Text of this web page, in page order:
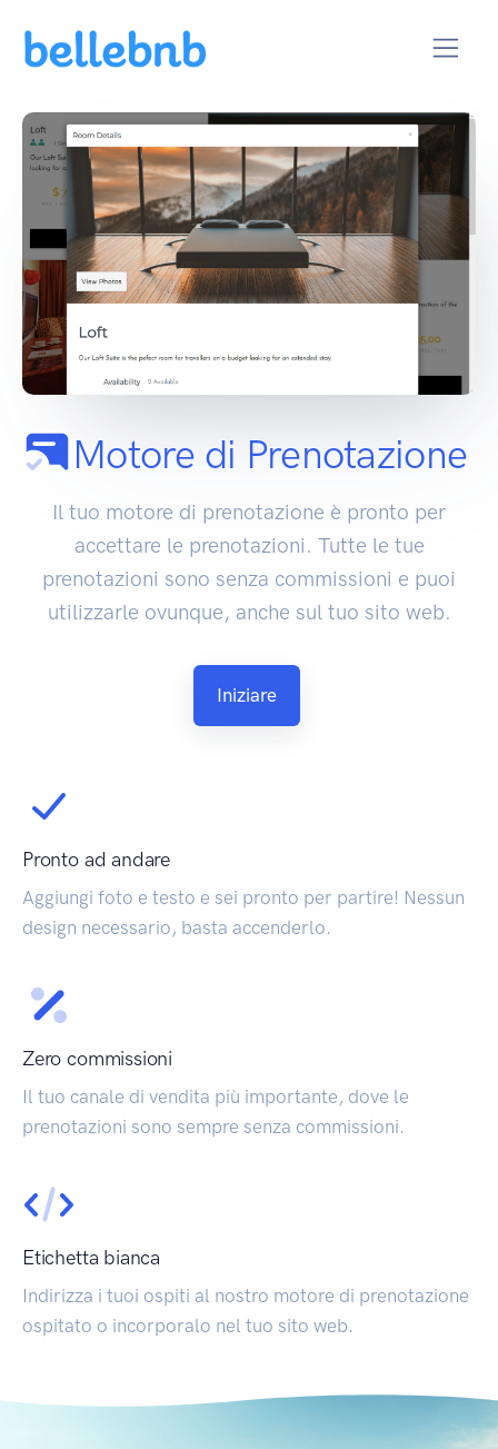
Motore di Prenotazione
Il tuo motore di prenotazione è pronto per
accettare le prenotazioni. Tutte le tue
prenotazioni sono senza commissioni e puoi
utilizzarle ovunque, anche sul tuo sito web.
Iniziare
Pronto ad andare
Aggiungi foto e testo e sei pronto per partire! Nessun
design necessario, basta accenderlo.
Zero commissioni
Il tuo canale di vendita più importante, dove le
prenotazioni sono sempre senza commissioni.
Etichetta bianca
Indirizza i tuoi ospiti al nostro motore di prenotazione
ospitato o incorporalo nel tuo sito web.